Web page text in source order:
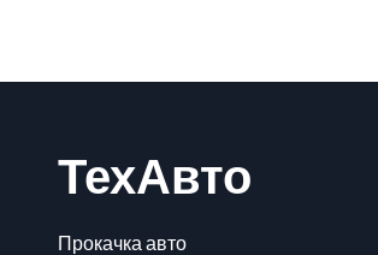
ТехАвто
Прокачка авто